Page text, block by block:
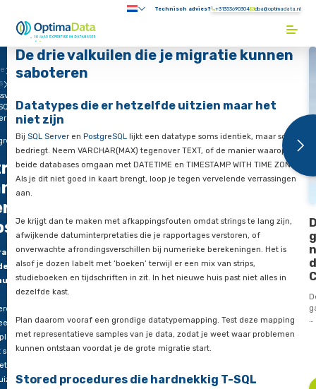
Terug naar de startpagina
Submenu:Technisch advies? +31353690304
SQL
naar
De drie valkuilen die je migratie
Datatypes die er hetzelfde uitzien
niet zijn
BijSQL ServerenPostgreSQLlijkt een datatype soms
beide databases omgaan met DATETIME en TIMESTAMP WITH
Als je dit niet goed in kaart brengt, loop je tegen vervelende
aan.
Je krijgt dan te maken met afkappingsfouten omdat strings
afwijkende datuminterpretaties die je rapportages verstoren,
onverwachte afrondingsverschillen bij numerieke
alsof je dozen labelt met ‘boeken’ terwijl er een mix van
studieboeken en tijdschriften in zit. In het nieuwe huis past